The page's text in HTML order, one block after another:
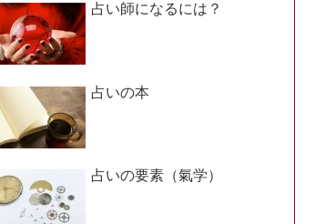
占い師になるには？
占いの本
占いの要素（氣学）